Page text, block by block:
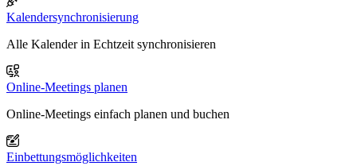
Kalendersynchronisierung
Alle Kalender in Echtzeit synchronisieren
Online-Meetings planen
Online-Meetings einfach planen und buchen
Einbettungsmöglichkeiten